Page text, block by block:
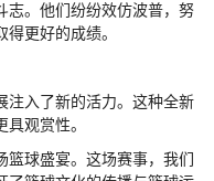
志。他们纷纷效仿波普，努
更好的成绩。
注入了新的活力。这种全新
观赏性。
篮球盛宴。这场赛事，我们